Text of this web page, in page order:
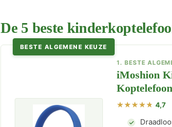
De 5 beste
BESTE ALGEMENE KEUZE
1. BESTE
iMoshion
4,7